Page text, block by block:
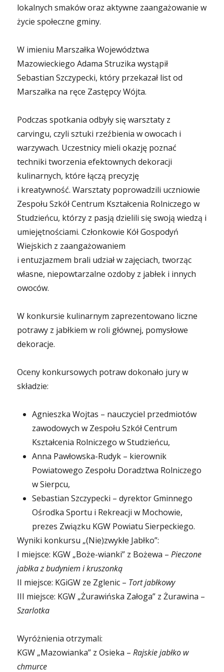
lokalnych smaków oraz aktywne zaangażowanie w
życie społeczne gminy.
W imieniu Marszałka Województwa
Mazowieckiego Adama Struzika wystąpił
Sebastian Szczypecki, który przekazał list od
Marszałka na ręce Zastępcy Wójta.
Podczas spotkania odbyły się warsztaty z
carvingu, czyli sztuki rzeźbienia w owocach i
warzywach. Uczestnicy mieli okazję poznać
techniki tworzenia efektownych dekoracji
kulinarnych, które łączą precyzję
i kreatywność. Warsztaty poprowadzili uczniowie
Zespołu Szkół Centrum Kształcenia Rolniczego w
Studzieńcu, którzy z pasją dzielili się swoją wiedzą i
umiejętnościami. Członkowie Kół Gospodyń
Wiejskich z zaangażowaniem
i entuzjazmem brali udział w zajęciach, tworząc
własne, niepowtarzalne ozdoby z jabłek i innych
owoców.
W konkursie kulinarnym zaprezentowano liczne
potrawy z jabłkiem w roli głównej, pomysłowe
dekoracje.
Oceny konkursowych potraw dokonało jury w
składzie:
Agnieszka Wojtas – nauczyciel przedmiotów
zawodowych w Zespołu Szkół Centrum
Kształcenia Rolniczego w Studzieńcu,
Anna Pawłowska-Rudyk – kierownik
Powiatowego Zespołu Doradztwa Rolniczego
w Sierpcu,
Sebastian Szczypecki – dyrektor Gminnego
Ośrodka Sportu i Rekreacji w Mochowie,
prezes Związku KGW Powiatu Sierpeckiego.
Wyniki konkursu „(Nie)zwykłe Jabłko”:
I miejsce: KGW „Boże-wianki” z Bożewa – Pieczone
jabłka z budyniem i kruszonką
II miejsce: KGiGW ze Zglenic – Tort jabłkowy
III miejsce: KGW „Żurawińska Załoga” z Żurawina –
Szarlotka
Wyróżnienia otrzymali:
KGW „Mazowianka” z Osieka – Rajskie jabłko w
chmurce